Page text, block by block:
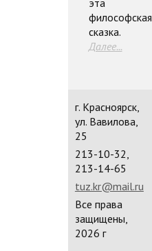
эта
философская
сказка.
Далее...
г. Красноярск,
ул. Вавилова,
25
213-10-32,
213-14-65
tuz.kr@mail.ru
Все права
защищены,
2026 г